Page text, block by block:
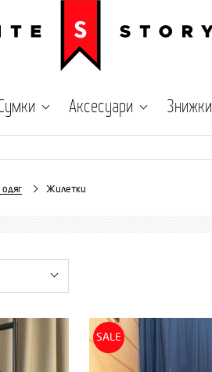
Аксесуари Знижки
одяг Жилетки
SALE